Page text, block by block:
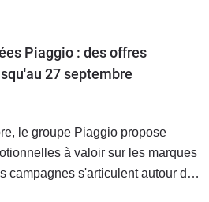
Piaggio : des offres
27 septembre
le groupe Piaggio propose
à valoir sur les marques